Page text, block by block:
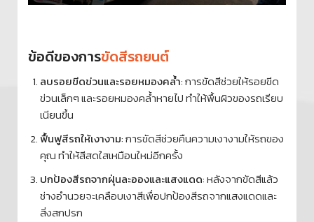
ข้อดีของการขัดสีรถยนต์
ลบรอยขีดข่วนและรอยหมองคล้ำ: การขัดสีช่วยให้รอยขีด
ข่วนเล็กๆ และรอยหมองคล้ำหายไป ทำให้พื้นผิวของรถเรียบ
เนียนขึ้น
ฟื้นฟูสีรถให้เงางาม: การขัดสีช่วยคืนความเงางามให้รถของ
คุณ ทำให้สีสดใสเหมือนใหม่อีกครั้ง
ปกป้องสีรถจากฝุ่นละอองและแสงแดด: หลังจากขัดสีแล้ว
ช่างอำนวยจะเคลือบเงาสีเพื่อปกป้องสีรถจากแสงแดดและ
สิ่งสกปรก